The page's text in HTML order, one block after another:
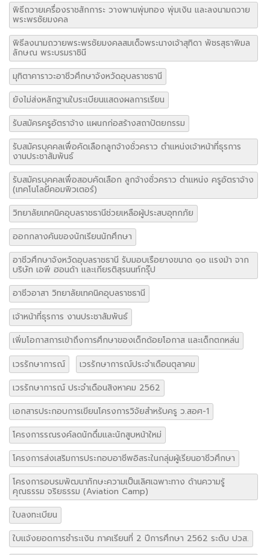
พิธีถวายเครื่องราชสักการะ วางพานพุ่มทอง พุ่มเงิน และลงนามถวาย
พระพรชัยมงคล
พิธีลงนามถวายพระพรชัยมงคลสมเด็จพระนางเจ้าสุทิดา พัชรสุธาพิมล
ลักษณ พระบรมราชินี
มุทิตาคาราวะอาชีวศึกษาจังหวัดอุบลราชธานี
ยังไม่ส่งหลักฐานใบระเบียนแสดงผลการเรียน
รับสมัครครูอัตราจ้าง แผนกก่อสร้างสถาปัตยกรรม
รับสมัครบุคคลเพื่อคัดเลือกลูกจ้างชั่วคราว ตำแหน่งเจ้าหน้าที่ธุรการ
งานประชาสัมพันธ์
รับสมัครบุคคลเพื่อสอบคัดเลือก ลูกจ้างชั่วคราว ตำแหน่ง ครูอัตราจ้าง
(เทคโนโลยีคอมพิวเตอร์)
วิทยาลัยเทคนิคอุบลราชธานีช่วยเหลือผู้ประสบอุทกภัย
ออกกลางคันของนักเรียนนักศึกษา
อาชีวศึกษาจังหวัดอุบลราชธานี รับมอบเรือยางขนาด ๑๐ แรงม้า จาก
บริษัท เอพี ฮอนด้า และเกียรติสุรนนท์กรุ๊ป
อาชีวอาสา วิทยาลัยเทคนิคอุบลราชธานี
เจ้าหน้าที่ธุรการ งานประชาสัมพันธ์
เพิ่มโอกาสการเข้าถึงการศึกษาของเด็กด้อยโอกาส และเด็กตกหล่น
เวรรักษาการณ์
เวรรักษาการณ์ประจำเดือนตุลาคม
เวรรักษาการณ์ ประจำเดือนสิงหาคม 2562
เอกสารประกอบการเขียนโครงการวิจัยสำหรับครู ว.สอศ-1
โครงการรณรงค์ลดนักดื่มและนักสูบหน้าใหม่
โครงการส่งเสริมการประกอบอาชีพอิสระในกลุ่มผู้เรียนอาชีวศึกษา
โครงการอบรมพัฒนาทักษะความเป็นเลิศเฉพาะทาง ด้านความรู้
คุณธรรม จริยธรรม (Aviation Camp)
ใบลงทะเบียน
ใบแจ้งยอดการชำระเงิน ภาคเรียนที่ 2 ปีการศึกษา 2562 ระดับ ปวส.